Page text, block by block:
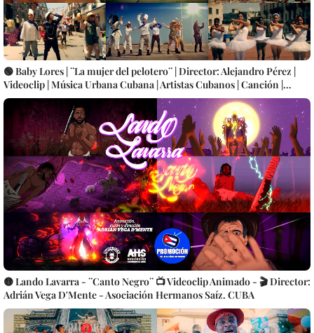
🟢 Baby Lores | ¨La mujer del pelotero¨ | Director: Alejandro Pérez |
Videoclip | Música Urbana Cubana | Artistas Cubanos | Canción |
CUBA
🟡 Lando Lavarra - ¨Canto Negro¨ 📺 Videoclip Animado - 🎬 Director:
Adrián Vega D'Mente - Asociación Hermanos Saíz. CUBA